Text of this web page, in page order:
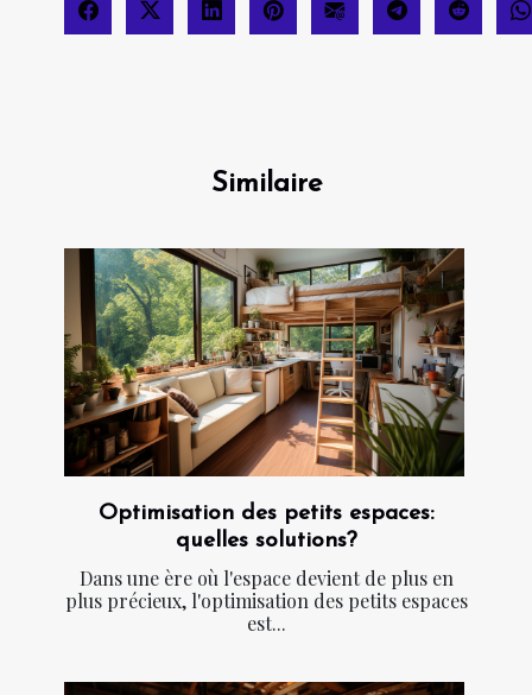
Similaire
Optimisation des petits espaces:
quelles solutions?
Dans une ère où l'espace devient de plus en
plus précieux, l'optimisation des petits espaces
est...